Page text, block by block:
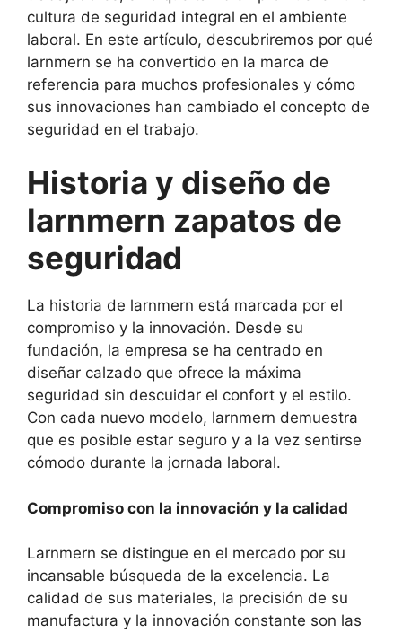
cultura de seguridad integral en el ambiente
laboral. En este artículo, descubriremos por qué
larnmern se ha convertido en la marca de
referencia para muchos profesionales y cómo
sus innovaciones han cambiado el concepto de
seguridad en el trabajo.
Historia y diseño de
larnmern zapatos de
seguridad
La historia de larnmern está marcada por el
compromiso y la innovación. Desde su
fundación, la empresa se ha centrado en
diseñar calzado que ofrece la máxima
seguridad sin descuidar el confort y el estilo.
Con cada nuevo modelo, larnmern demuestra
que es posible estar seguro y a la vez sentirse
cómodo durante la jornada laboral.
Compromiso con la innovación y la calidad
Larnmern se distingue en el mercado por su
incansable búsqueda de la excelencia. La
calidad de sus materiales, la precisión de su
manufactura y la innovación constante son las